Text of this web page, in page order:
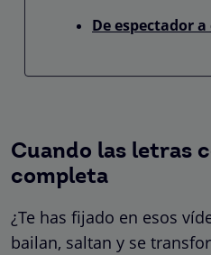
De espectador
Cuando las letras
completa
¿Te has fijado en esos
bailan, saltan y se